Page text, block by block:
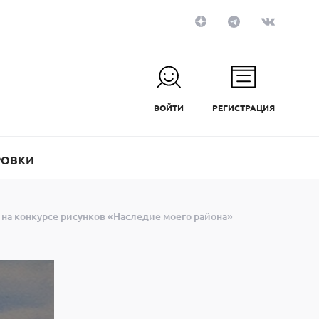
ВОЙТИ РЕГИСТРАЦИЯ
конкурсе рисунков «Наследие моего района»